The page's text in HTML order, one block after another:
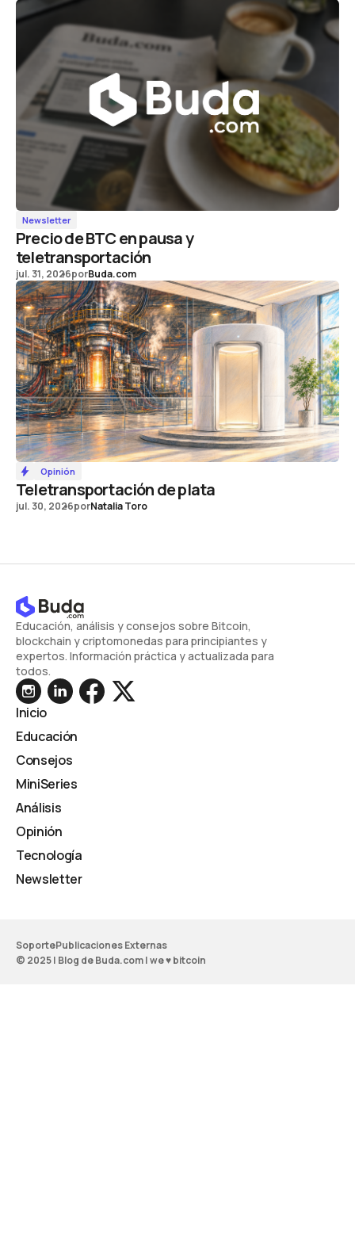
Newsletter
Precio de BTC en pausa y
teletransportación
jul. 31, 2026porBuda.com
Opinión
Teletransportación de plata
jul. 30, 2026porNatalia Toro
Educación, análisis y consejos sobre Bitcoin,
blockchain y criptomonedas para principiantes y
expertos. Información práctica y actualizada para
todos.
Inicio
Educación
Consejos
MiniSeries
Análisis
Opinión
Tecnología
Newsletter
SoportePublicaciones Externas
© 2025 | Blog de Buda.com | we ♥ bitcoin